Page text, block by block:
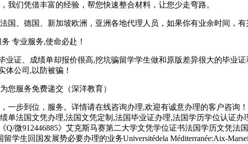
们凭借丰富的经验，帮您快速整合材料，让您少走弯路。
、德国、新加坡欧洲，亚洲各地代理人员，如果你有业余时间，有
专业服务,使命必赴！
证、成绩单却报价很高,挖坑骗留学学生做和原版差异很大的毕业
体公司,以防被骗！
您服务免费递交（深洋教育）
步到位，服务。详情请在线咨询办理,欢迎有诚意办理的客户咨询
单法国文凭办理,法国文凭定制,法国毕业证办理,法国学历学位认证
Q/微912446885》艾克斯马赛第二大学文凭学位证书法国学历文凭
生回国发展势必要办理的业务Universitédela Méditerranée:Aix-